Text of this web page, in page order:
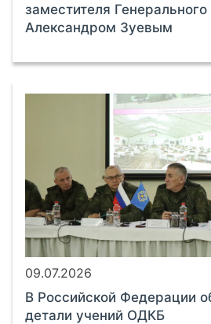
заместителя
Александром Зуевым
09.07.2026
В Российской Федерации
детали учений ОДКБ